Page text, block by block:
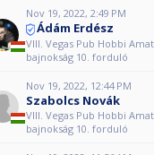
Nov 19, 2022, 2:49 PM
Ádám Erdész
VIII. Vegas Pub Hobbi
bajnokság 10. forduló
Nov 19, 2022, 12:44 PM
Szabolcs Novák
VIII. Vegas Pub Hobbi
bajnokság 10. forduló